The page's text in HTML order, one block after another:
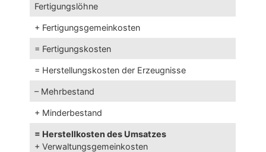
Fertigungslöhne
+ Fertigungsgemeinkosten
= Fertigungskosten
= Herstellungskosten der Erzeugnisse
– Mehrbestand
+ Minderbestand
= Herstellkosten des Umsatzes
+ Verwaltungsgemeinkosten